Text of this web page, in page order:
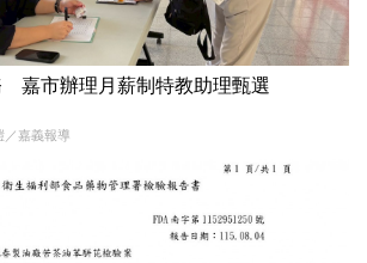
嘉市辦理月薪制特教助理甄選
／嘉義報導